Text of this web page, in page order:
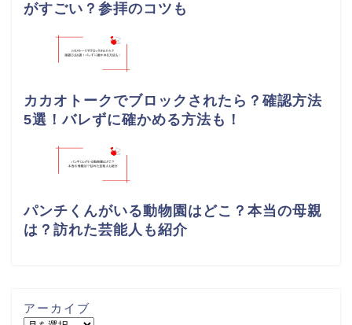
がすごい？参拝のコツも
カカオトークでブロックされたら？確認方法
5選！バレずに確かめる方法も！
パンチくんがいる動物園はどこ？本当の母親
は？訪れた芸能人も紹介
アーカイブ